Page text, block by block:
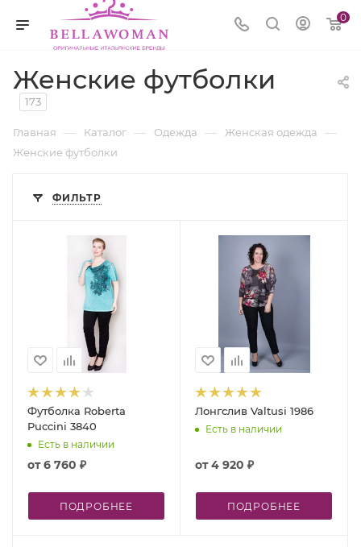
0
Женские футболки
173
Главная — Каталог — Одежда — Женская одежда —
Женские футболки
ФИЛЬТР
Футболка Roberta
Puccini 3840
Есть в наличии
от6 760 ₽
ПОДРОБНЕЕ
Лонгслив Valtusi 1986
Есть в наличии
от4 920 ₽
ПОДРОБНЕЕ